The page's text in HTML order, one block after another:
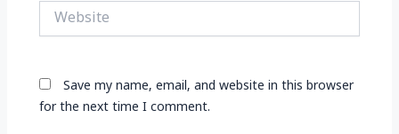
Website
Save my name, email, and website in this browser
for the next time I comment.